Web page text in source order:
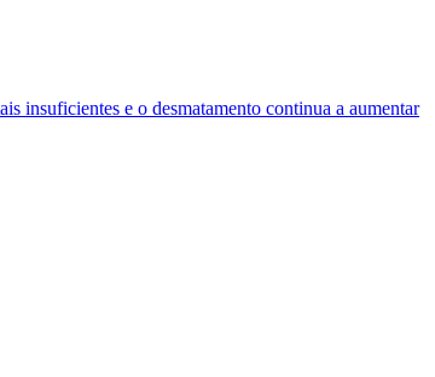
insuficientes e o desmatamento continua a aumentar